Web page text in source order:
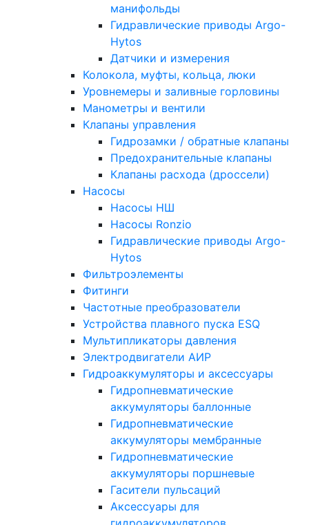
манифольды
Гидравлические приводы Argo-
Hytos
Датчики и измерения
Колокола, муфты, кольца, люки
Уровнемеры и заливные горловины
Манометры и вентили
Клапаны управления
Гидрозамки / обратные клапаны
Предохранительные клапаны
Клапаны расхода (дроссели)
Насосы
Насосы НШ
Насосы Ronzio
Гидравлические приводы Argo-
Hytos
Фильтроэлементы
Фитинги
Частотные преобразователи
Устройства плавного пуска ESQ
Мультипликаторы давления
Электродвигатели АИР
Гидроаккумуляторы и аксессуары
Гидропневматические
аккумуляторы баллонные
Гидропневматические
аккумуляторы мембранные
Гидропневматические
аккумуляторы поршневые
Гасители пульсаций
Аксессуары для